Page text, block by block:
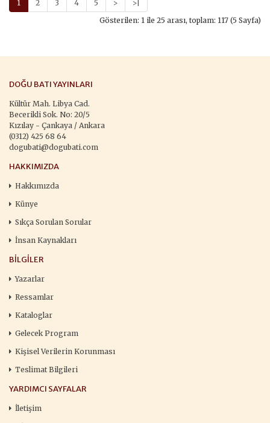
1 2 3 4 5 >
>|
Gösterilen: 1 ile 25 arası, toplam: 117 (5 Sayfa)
DOĞU BATI YAYINLARI
Kültür Mah. Libya Cad.
Becerikli Sok. No: 20/5
Kızılay - Çankaya / Ankara
(0312) 425 68 64
dogubati@dogubati.com
HAKKIMIZDA
Hakkımızda
Künye
Sıkça Sorulan Sorular
İnsan Kaynakları
BILGILER
Yazarlar
Ressamlar
Kataloglar
Gelecek Program
Kişisel Verilerin Korunması
Teslimat Bilgileri
YARDIMCI SAYFALAR
İletişim